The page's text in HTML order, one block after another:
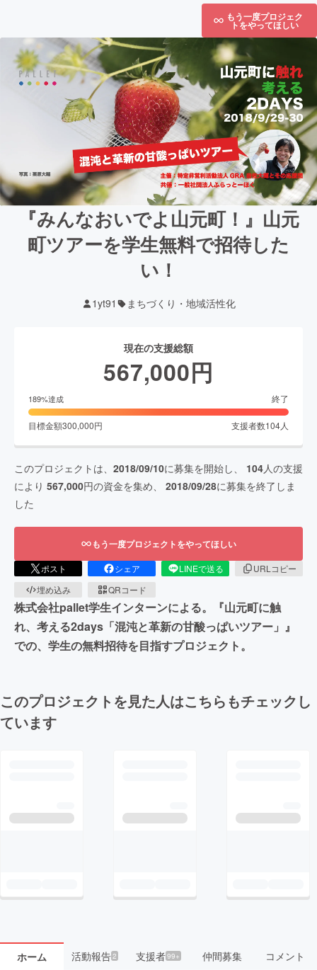
もう一度プロジェク
トをやってほしい
『みんなおいでよ山元町！』山元
町ツアーを学生無料で招待した
い！
1yt91 まちづくり・地域活性化
現在の支援総額
567,000円
189%達成 終了
目標金額300,000円 支援者数104人
このプロジェクトは、 2018/09/10に募集を開始し、 104人の支援
により 567,000円の資金を集め、 2018/09/28に募集を終了しま
した
もう一度プロジェクトをやってほしい
ポスト シェア LINEで送る
URLコピー
埋め込み
QRコード
株式会社pallet学生インターンによる。『山元町に触
れ、考える2days「混沌と革新の甘酸っぱいツアー」』
での、学生の無料招待を目指すプロジェクト。
このプロジェクトを見た人はこちらもチェックし
ています
ホーム 活動報告2 支援者99+ 仲間募集 コメント